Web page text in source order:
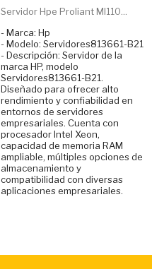
Servidor Hpe Proliant Ml110...
- Marca: Hp
- Modelo: Servidores813661-B21
- Descripción: Servidor de la
marca HP, modelo
Servidores813661-B21.
Diseñado para ofrecer alto
rendimiento y confiabilidad en
entornos de servidores
empresariales. Cuenta con
procesador Intel Xeon,
capacidad de memoria RAM
ampliable, múltiples opciones de
almacenamiento y
compatibilidad con diversas
aplicaciones empresariales.